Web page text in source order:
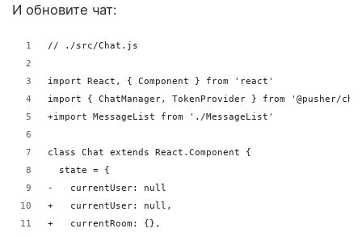
И обновите чат:
// ./src/Chat.js
import React, { Component } from 'react'
import { ChatManager, TokenProvider } from '@pusher/
+import MessageList from './MessageList'
class Chat extends React.Component {
  state = {
-   currentUser: null
+   currentUser: null,
+   currentRoom: {},